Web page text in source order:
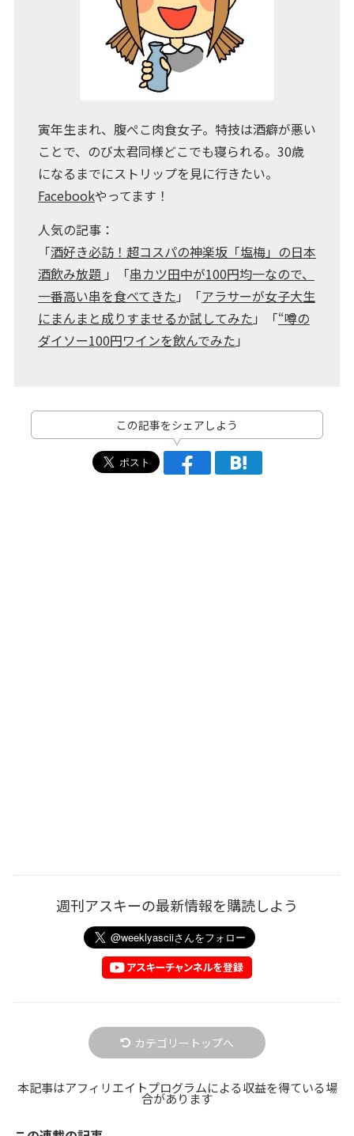
寅年生まれ、腹ぺこ肉食女子。特技は酒癖が悪い
ことで、のび太君同様どこでも寝られる。30歳
になるまでにストリップを見に行きたい。
Facebookやってます！
人気の記事：
「酒好き必訪！超コスパの神楽坂「塩梅」の日本
酒飲み放題 」「串カツ田中が100円均一なので、
一番高い串を食べてきた 」「アラサーが女子大生
にまんまと成りすませるか試してみた 」「“噂の
ダイソー100円ワインを飲んでみた 」
この記事をシェアしよう
週刊アスキーの最新情報を購読しよう
カテゴリートップへ
本記事はアフィリエイトプログラムによる収益を得ている場
合があります